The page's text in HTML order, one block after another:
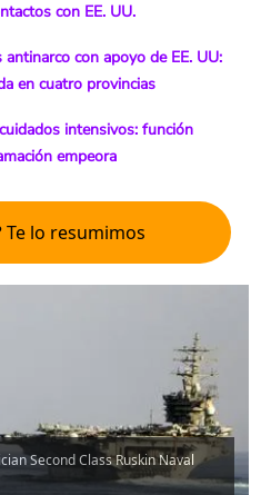
con EE. UU.
antinarco con apoyo de EE. UU:
en cuatro provincias
intensivos: función
empeora
Te lo resumimos
Second Class Ruskin Naval